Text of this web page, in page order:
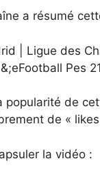
a résumé
| Ligue des
Pes 21
popularité de
de «
la vidéo :